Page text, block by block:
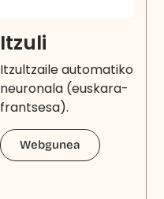
Itzuli
Itzultzaile automatiko
neuronala (euskara-
frantsesa).
Webgunea